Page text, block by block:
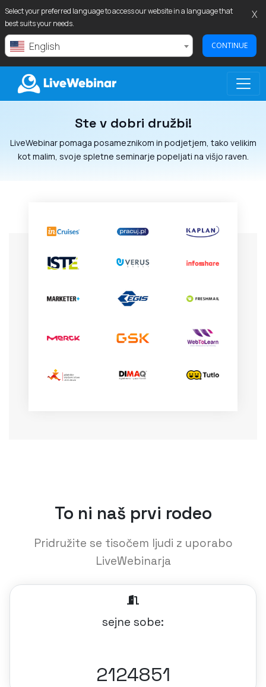
Select your preferred language to access our website in a language that
best suits your needs.
English CONTINUE
X
LIVEWEBINAR.COMSte v dobri družbi!
LiveWebinar pomaga posameznikom in podjetjem, tako velikim
kot malim, svoje spletne seminarje popeljati na višjo raven.
To ni naš prvi rodeo
Pridružite se tisočem ljudi z uporabo
LiveWebinarja
sejne sobe:
2124851